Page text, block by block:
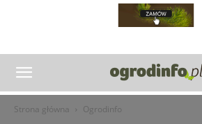
Strona główna Ogrodinfo